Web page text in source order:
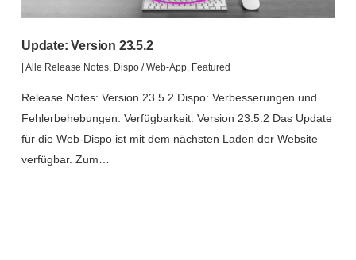
Update: Version 23.5.2
| Alle Release Notes, Dispo / Web-App, Featured
Release Notes: Version 23.5.2 Dispo: Verbesserungen und
Fehlerbehebungen. Verfügbarkeit: Version 23.5.2 Das Update
für die Web-Dispo ist mit dem nächsten Laden der Website
verfügbar. Zum…